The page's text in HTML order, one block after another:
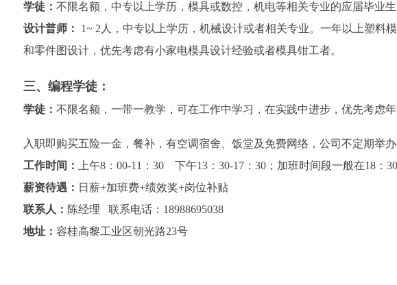
学徒： 不限名额，中专以上学历，模具或数控，机电等相关专业的应届毕业
设计普师：
1~ 2人，中专以上学历，机械设计或者相关专业。一年以上塑料
和零件图设计，优先考虑有小家电模具设计经验或者模具钳工者。
三、编程学徒：
学徒： 不限名额，一带一教学，可在工作中学习，在实践中进步，优先考虑
入职即购买五险一金，餐补，有空调宿舍、饭堂及免费网络，公司不定期举办
工作时间：
上午8：00-11：30 下午13：30-17：30；加班时间段一般在18：
薪资待遇： 日薪+加班费+绩效奖+岗位补贴
联系人： 陈经理 联系电话：18988695038
地址： 容桂高黎工业区朝光路23号